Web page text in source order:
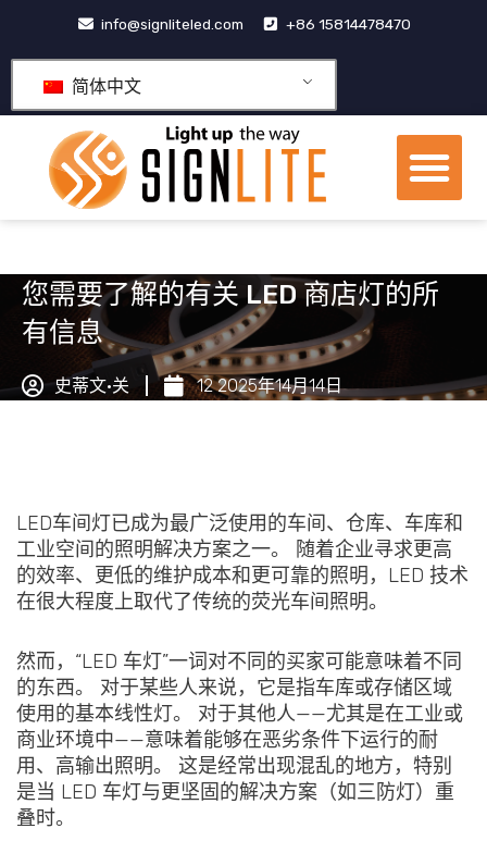
内
info@signliteled.com +86 15814478470
简体中文
菜
单
您需要了解的有关 LED 商店灯的所
有信息
史蒂文·关 12 2025年14月14日
LED车间灯已成为最广泛使用的车间、仓库、车库和
工业空间的照明解决方案之一。 随着企业寻求更高
的效率、更低的维护成本和更可靠的照明，LED 技术
在很大程度上取代了传统的荧光车间照明。
然而，“LED 车灯”一词对不同的买家可能意味着不同
的东西。 对于某些人来说，它是指车库或存储区域
使用的基本线性灯。 对于其他人——尤其是在工业或
商业环境中——意味着能够在恶劣条件下运行的耐
用、高输出照明。 这是经常出现混乱的地方，特别
是当 LED 车灯与更坚固的解决方案（如三防灯）重
叠时。